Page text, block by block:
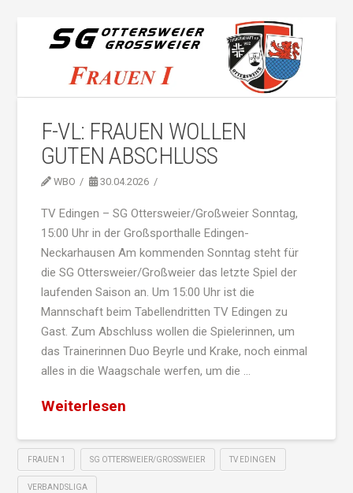
F-VL: FRAUEN WOLLEN
GUTEN ABSCHLUSS
WBO 30.04.2026
TV Edingen – SG Ottersweier/Großweier Sonntag,
15:00 Uhr in der Großsporthalle Edingen-
Neckarhausen Am kommenden Sonntag steht für
die SG Ottersweier/Großweier das letzte Spiel der
laufenden Saison an. Um 15:00 Uhr ist die
Mannschaft beim Tabellendritten TV Edingen zu
Gast. Zum Abschluss wollen die Spielerinnen, um
das Trainerinnen Duo Beyrle und Krake, noch einmal
alles in die Waagschale werfen, um die …
Weiterlesen
FRAUEN 1 SG OTTERSWEIER/GROSSWEIER TV EDINGEN
VERBANDSLIGA